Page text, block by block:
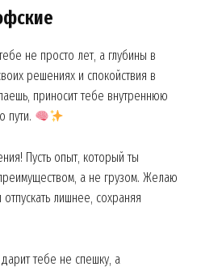
не просто лет, а глубины в
решениях и спокойствия в
приносит тебе внутреннюю
пути.
Пусть опыт, который ты
а не грузом. Желаю
лишнее, сохраняя
тебе не спешку, а